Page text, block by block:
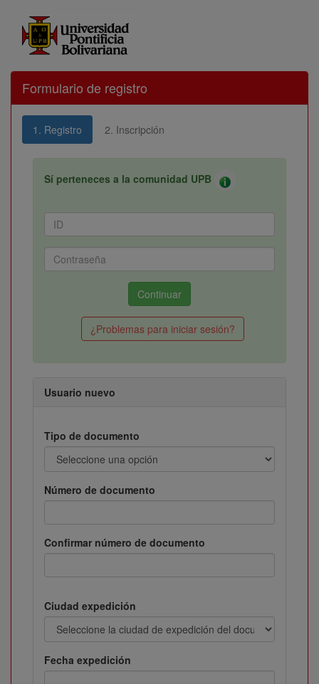
Formulario de registro
1. Registro 2. Inscripción
Sí perteneces a la comunidad UPB
¿Problemas para iniciar sesión?
Usuario nuevo
Tipo de documento
Número de documento
Confirmar número de documento
Ciudad expedición
Fecha expedición